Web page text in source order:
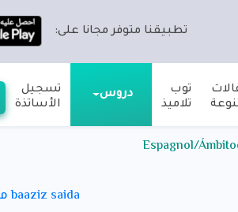
تطبيقنا متوفر مجانا على:
توب
تلاميذ
دروس
تسجيل
الأساتذة
من الأستاذ(ة) baaziz saida